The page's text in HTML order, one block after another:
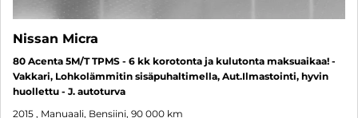
Nissan Micra
80 Acenta 5M/T TPMS - 6 kk korotonta ja kulutonta maksuaikaa! -
Vakkari, Lohkolämmitin sisäpuhaltimella, Aut.Ilmastointi, hyvin
huollettu - J. autoturva
2015 , Manuaali, Bensiini, 90 000 km